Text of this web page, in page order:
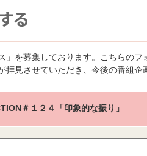
を募集しております。こちらの
見させていただき、今後の番組企
＃１２４「印象的な振り」